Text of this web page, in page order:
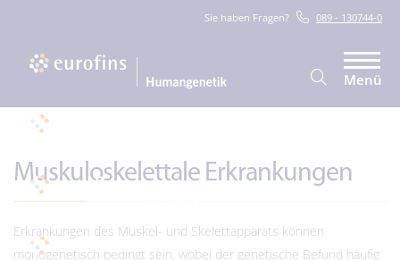
Sie haben Fragen? 089 - 130744-0
Menü
Muskuloskelettale Erkrankungen
Erkrankungen des Muskel- und Skelettapparats können
monogenetisch bedingt sein, wobei der genetische Befund häufig